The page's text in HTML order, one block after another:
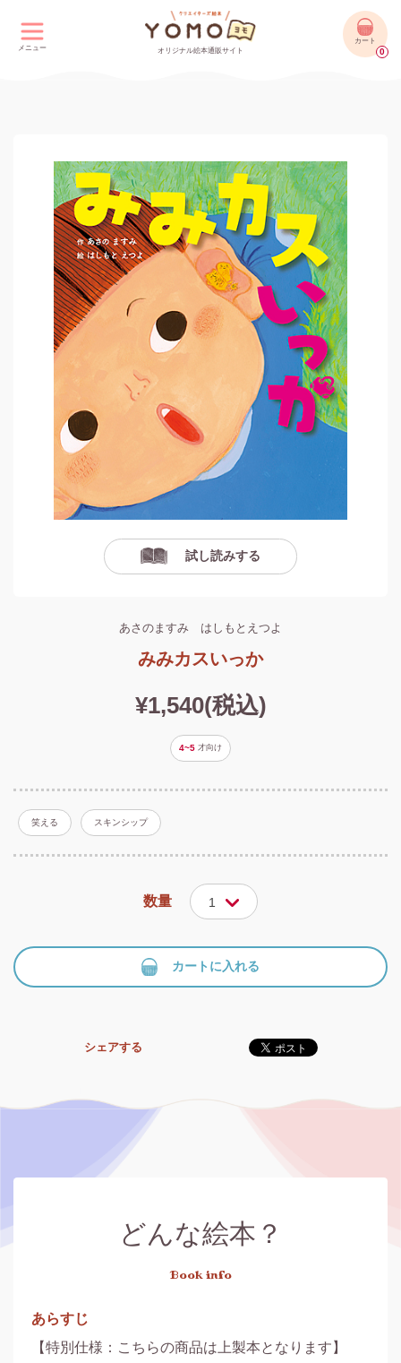
メニュー オリジナル絵本通販サイト
カート
0
試し読みする
あさのますみ はしもとえつよ
みみカスいっか
¥1,540(税込)
4~5 才向け
笑える スキンシップ
数量 1
カートに入れる
シェアする
どんな絵本？
Book info
あらすじ
【特別仕様：こちらの商品は上製本となります】